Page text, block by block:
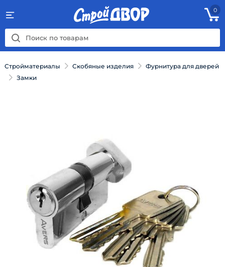
0
Стройматериалы Скобяные изделия
Фурнитура для дверей
Замки